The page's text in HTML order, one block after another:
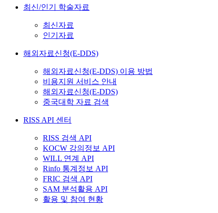
최신/인기 학술자료
최신자료
인기자료
해외자료신청(E-DDS)
해외자료신청(E-DDS) 이용 방법
비용지원 서비스 안내
해외자료신청(E-DDS)
중국대학 자료 검색
RISS API 센터
RISS 검색 API
KOCW 강의정보 API
WILL 연계 API
Rinfo 통계정보 API
FRIC 검색 API
SAM 분석활용 API
활용 및 참여 현황